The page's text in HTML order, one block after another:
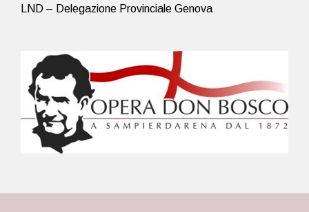
LND – Delegazione Provinciale Genova